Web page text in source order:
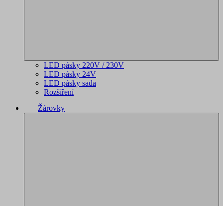
LED pásky 220V / 230V
LED pásky 24V
LED pásky sada
Rozšíření
Žárovky